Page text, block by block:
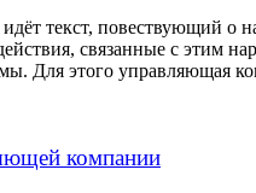
текст, повествующий о
связанные с этим
этого управляющая
компании